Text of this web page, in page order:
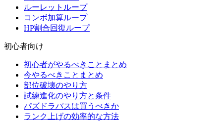
ルーレットループ
コンボ加算ループ
HP割合回復ループ
初心者向け
初心者がやるべきことまとめ
今やるべきことまとめ
部位破壊のやり方
試練進化のやり方と条件
パズドラパスは買うべきか
ランク上げの効率的な方法